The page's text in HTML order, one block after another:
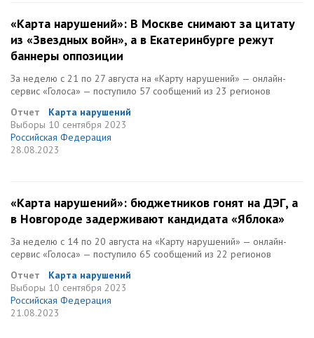
«Карта нарушений»: В Москве снимают за цитату
из «Звездных войн», а в Екатеринбурге режут
баннеры оппозиции
За неделю с 21 по 27 августа на «Карту нарушений» — онлайн-
сервис «Голоса» — поступило 57 сообщений из 23 регионов
Отчет
Карта нарушений
Выборы 10 сентября 2023
Российская Федерация
28.08.2023
«Карта нарушений»: бюджетников гонят на ДЭГ, а
в Новгороде задерживают кандидата «Яблока»
За неделю с 14 по 20 августа на «Карту нарушений» — онлайн-
сервис «Голоса» — поступило 65 сообщений из 22 регионов
Отчет
Карта нарушений
Выборы 10 сентября 2023
Российская Федерация
21.08.2023